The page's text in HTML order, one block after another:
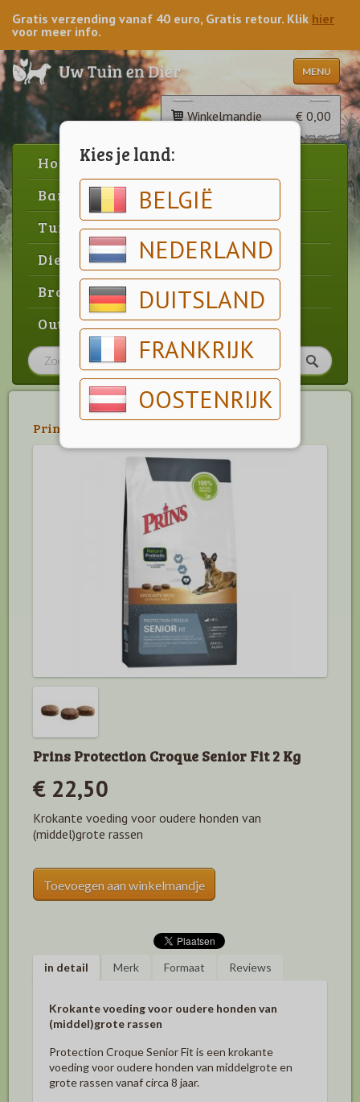
Kies je land:
BELGIË
NEDERLAND
DUITSLAND
FRANKRIJK
OOSTENRIJK
Gratis verzending vanaf 40 euro, Gratis retour. Klik hier
voor meer info.
MENU
Winkelmandje € 0,00
Home
Barbecue
Tuin
Dier
Brood & gebak
Outlet
Prins
Prins Protection Croque Senior Fit 2 Kg
€ 22,50
Krokante voeding voor oudere honden van
(middel)grote rassen
Toevoegen aan winkelmandje
in detail Merk Formaat Reviews
Krokante voeding voor oudere honden van
(middel)grote rassen
Protection Croque Senior Fit is een krokante
voeding voor oudere honden van middelgrote en
grote rassen vanaf circa 8 jaar.